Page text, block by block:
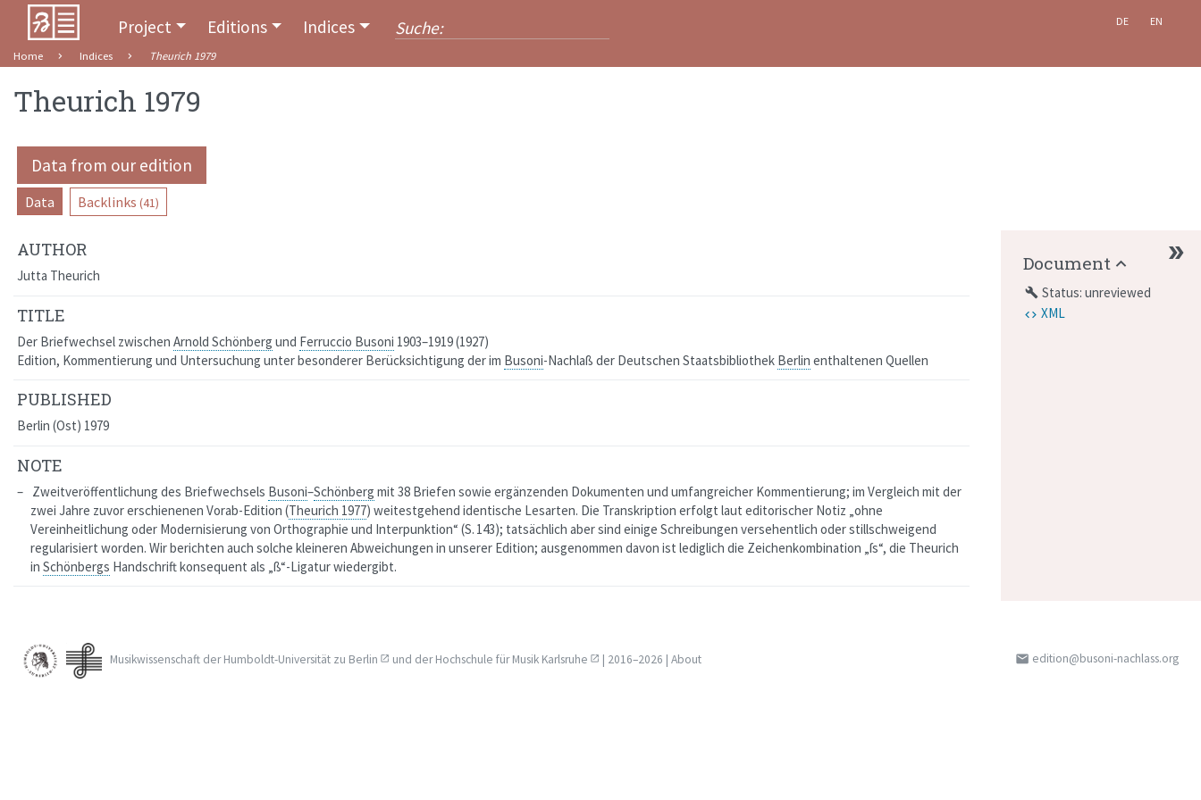
Project Editions Indices DE EN
Home Indices Theurich 1979
Theurich 1979
Data from our edition
Data Backlinks (41)
AUTHOR
Jutta Theurich
TITLE
Der Briefwechsel zwischen Arnold Schönberg und Ferruccio Busoni 1903–1919 (1927)
Edition, Kommentierung und Untersuchung unter besonderer Berücksichtigung der im Busoni-Nachlaß der Deutschen Staatsbibliothek Berlin enthaltenen Quellen
PUBLISHED
Berlin (Ost) 1979
NOTE
Zweitveröffentlichung des Briefwechsels Busoni–Schönberg mit 38 Briefen sowie ergänzenden Dokumenten und umfangreicher Kommentierung; im Vergleich mit der
zwei Jahre zuvor erschienenen Vorab-Edition (Theurich 1977) weitestgehend identische Lesarten. Die Transkription erfolgt laut editorischer Notiz „ohne
Vereinheitlichung oder Modernisierung von Orthographie und Interpunktion“ (S. 143); tatsächlich aber sind einige Schreibungen versehentlich oder stillschweigend
regularisiert worden. Wir berichten auch solche kleineren Abweichungen in unserer Edition; ausgenommen davon ist lediglich die Zeichenkombination „ſs“, die Theurich
in Schönbergs Handschrift konsequent als „ß“-Ligatur wiedergibt.
Document
build Status: unreviewed
XML
Musikwissenschaft derHumboldt-Universität zu Berlin und derHochschule für Musik Karlsruhe | 2016–2026 | About email edition@busoni-nachlass.org